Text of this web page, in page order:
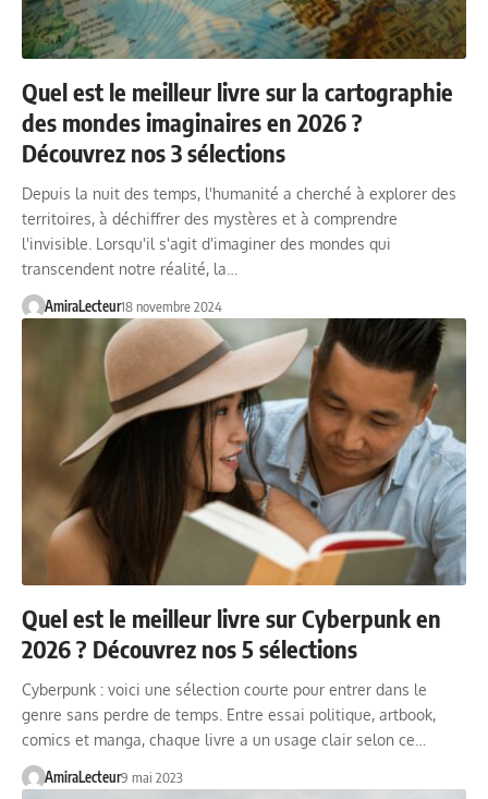
Quel est le meilleur livre sur la cartographie
des mondes imaginaires en 2026 ?
Découvrez nos 3 sélections
Depuis la nuit des temps, l'humanité a cherché à explorer des
territoires, à déchiffrer des mystères et à comprendre
l'invisible. Lorsqu'il s'agit d'imaginer des mondes qui
transcendent notre réalité, la…
AmiraLecteur18 novembre 2024
Quel est le meilleur livre sur Cyberpunk en
2026 ? Découvrez nos 5 sélections
Cyberpunk : voici une sélection courte pour entrer dans le
genre sans perdre de temps. Entre essai politique, artbook,
comics et manga, chaque livre a un usage clair selon ce…
AmiraLecteur9 mai 2023